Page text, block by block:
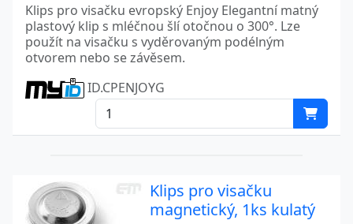
Klips pro visačku evropský Enjoy Elegantní matný
plastový klip s mléčnou šlí otočnou o 300°. Lze
použít na visačku s vyděrovaným podélným
otvorem nebo se závěsem.
ID.CPENJOYG
Klips pro visačku
magnetický, 1ks kulatý